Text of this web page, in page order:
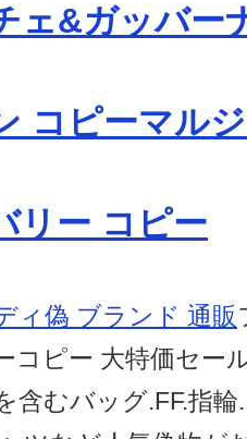
ェ&ガッバー
コピーマル
リー コピー
ィ偽 ブランド 通販
コピー 大特価セー
含むバッグ.FF.指